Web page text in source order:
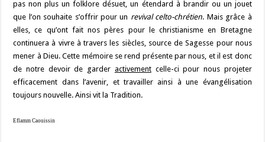
pas non plus un folklore désuet, un étendard à brandir ou un jouet
que l’on souhaite s’offrir pour un revival celto-chrétien. Mais grâce à
elles, ce qu’ont fait nos pères pour le christianisme en Bretagne
continuera à vivre à travers les siècles, source de Sagesse pour nous
mener à Dieu.Cette mémoire se rend présente par nous, et il est donc
de notre devoir de garder activementcelle-ci pour nous projeter
efficacement dans l’avenir, et travailler ainsi à une évangélisation
toujours nouvelle. Ainsi vit la Tradition.
Eflamm Caouissin